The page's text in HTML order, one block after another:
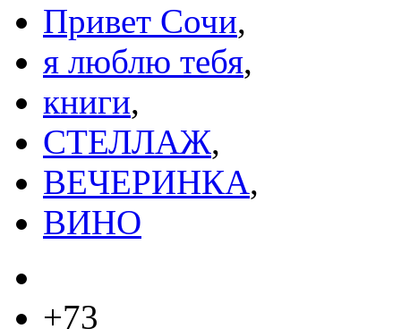
Привет Сочи,
я люблю тебя,
книги,
СТЕЛЛАЖ,
ВЕЧЕРИНКА,
ВИНО
+73